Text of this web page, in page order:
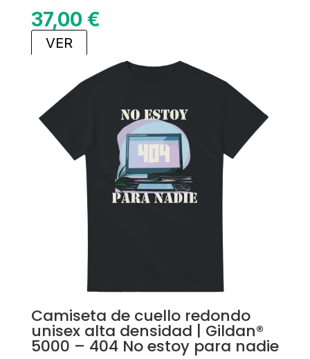
37,00 €
VER
Camiseta de cuello redondo
unisex alta densidad | Gildan®
5000 – 404 No estoy para nadie